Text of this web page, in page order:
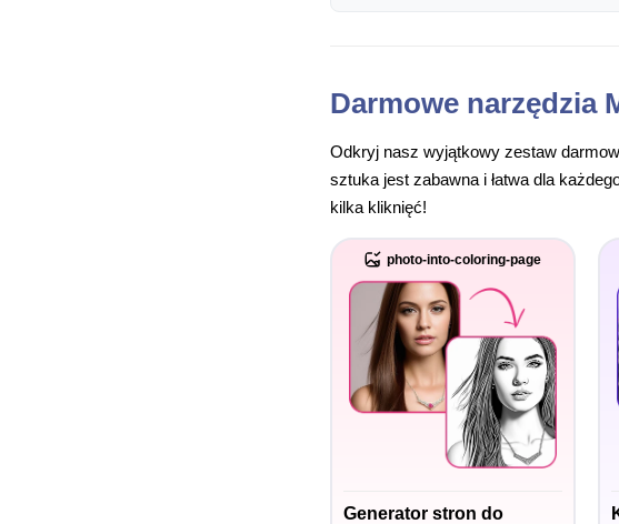
Darmowe narzędzia
Odkryj nasz wyjątkowy zestaw
sztuka jest zabawna i łatwa dla
kilka kliknięć!
photo-into-coloring-page
Generator stron do